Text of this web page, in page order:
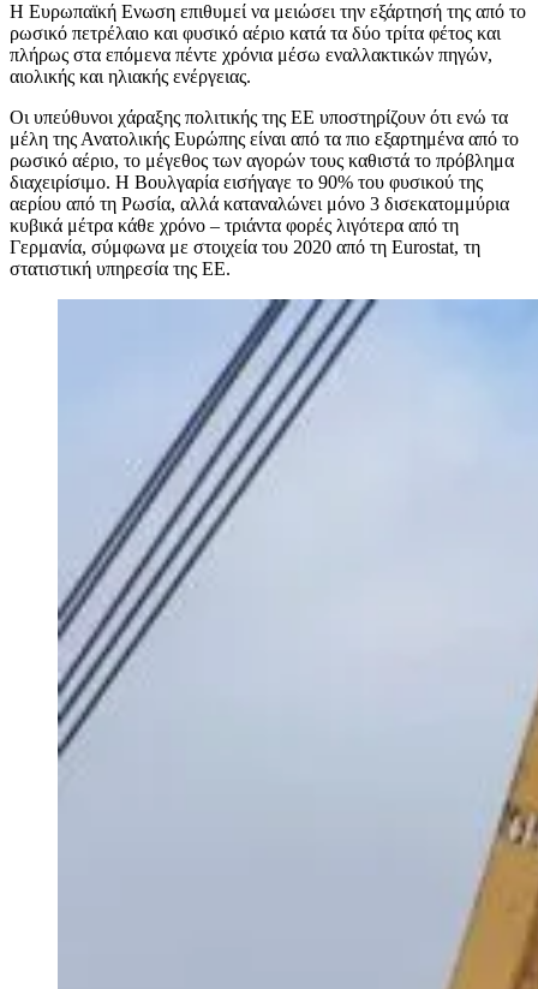
Η Ευρωπαϊκή Ενωση επιθυμεί να μειώσει την εξάρτησή της από το
ρωσικό πετρέλαιο και φυσικό αέριο κατά τα δύο τρίτα φέτος και
πλήρως στα επόμενα πέντε χρόνια μέσω εναλλακτικών πηγών,
αιολικής και ηλιακής ενέργειας.
Οι υπεύθυνοι χάραξης πολιτικής της ΕΕ υποστηρίζουν ότι ενώ τα
μέλη της Ανατολικής Ευρώπης είναι από τα πιο εξαρτημένα από το
ρωσικό αέριο, το μέγεθος των αγορών τους καθιστά το πρόβλημα
διαχειρίσιμο. Η Βουλγαρία εισήγαγε το 90% του φυσικού της
αερίου από τη Ρωσία, αλλά καταναλώνει μόνο 3 δισεκατομμύρια
κυβικά μέτρα κάθε χρόνο – τριάντα φορές λιγότερα από τη
Γερμανία, σύμφωνα με στοιχεία του 2020 από τη Eurostat, τη
στατιστική υπηρεσία της ΕΕ.